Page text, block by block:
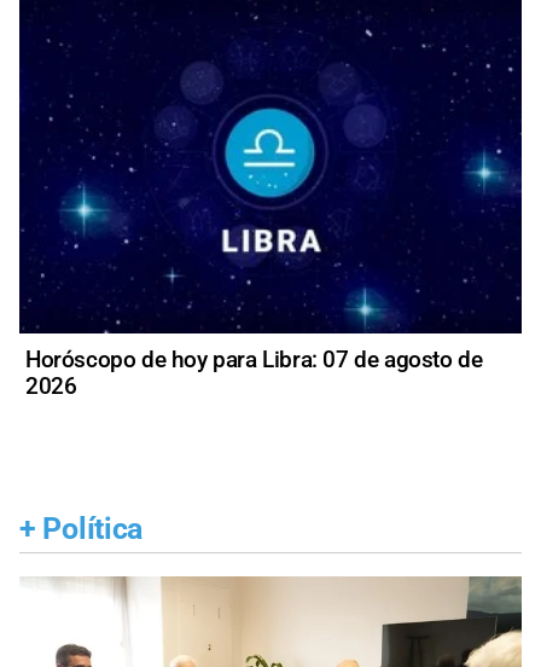
Horóscopo de hoy para Libra: 07 de agosto de
2026
+ Política